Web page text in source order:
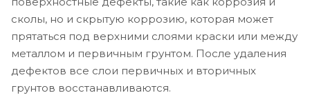
сколы, но и скрытую коррозию, которая может
прятаться под верхними слоями краски или между
металлом и первичным грунтом. После удаления
дефектов все слои первичных и вторичных
грунтов восстанавливаются.